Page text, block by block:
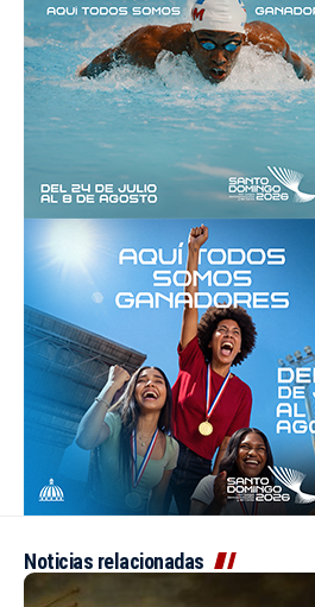
Noticias relacionadas